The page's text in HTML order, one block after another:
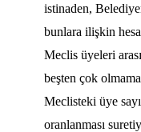
istinaden,
bunlara ilişkin
Meclis üyeleri
beşten çok
Meclisteki üye
oranlanması